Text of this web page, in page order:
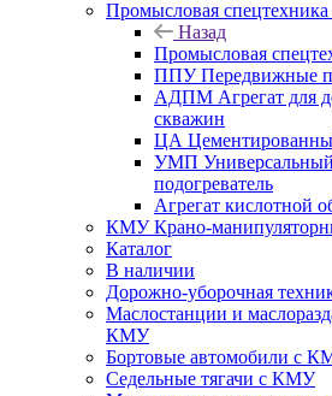
Промысловая спецтехника
Назад
Промысловая
ППУ Передвижные
АДПМ Агрегат для
скважин
ЦА
УМП
подогреватель
Агрегат кислотной
КМУ Крано-
Каталог
В наличии
Дорожно-уборочная
Маслостанции и
КМУ
Бортовые автомобили с
Седельные тягачи с КМУ